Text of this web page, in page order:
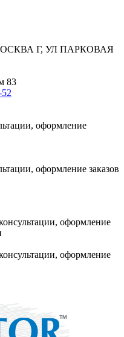
МОСКВА Г, УЛ ПАРКОВАЯ
83
оформление
оформление заказов
оформление
оформление